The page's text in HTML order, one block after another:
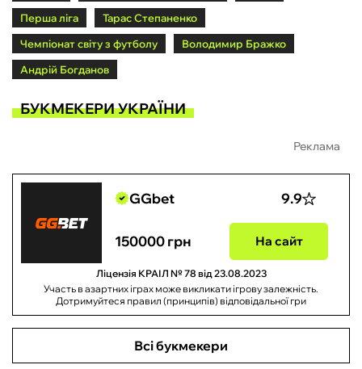
Перша ліга
Тарас Степаненко
Чемпіонат світу з футболу
Володимир Бражко
Андрій Богданов
БУКМЕКЕРИ УКРАЇНИ
Реклама
GGbet 9.9
150000 грн На сайт
Ліцензія КРАІЛ № 78 від 23.08.2023
Участь в азартних іграх може викликати ігрову залежність.
Дотримуйтеся правил (принципів) відповідальної гри
Всі букмекери